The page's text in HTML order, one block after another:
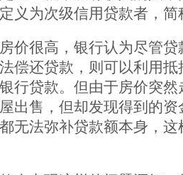
义为次级信用贷款者，
很高，银行认为尽管贷
偿还贷款，则可以利用
行贷款。但由于房价突
出售，但却发现得到的
无法弥补贷款额本身，